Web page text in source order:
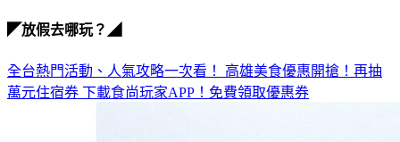
萬元住宿券下載食尚玩家APP！免費領取優惠券